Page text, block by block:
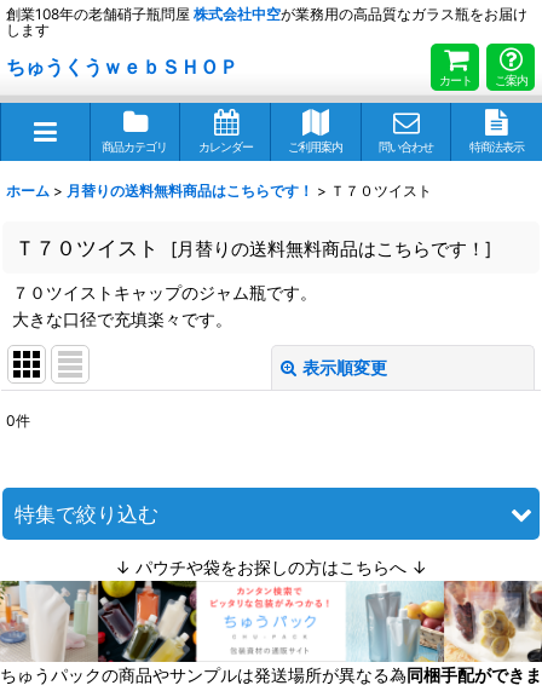
創業108年の老舗硝子瓶問屋 株式会社中空が業務用の高品質なガラス瓶をお届け
します
ちゅうくうｗｅｂＳＨＯＰ
カート ご案内
商品カテゴリ カレンダー ご利用案内 問い合わせ 特商法表示
ホーム > 月替りの送料無料商品はこちらです！ > Ｔ７０ツイスト
Ｔ７０ツイスト [月替りの送料無料商品はこちらです！ ]
７０ツイストキャップのジャム瓶です。
大きな口径で充填楽々です。
表示順変更
並び順 :
絞り込む
0件
特集で絞り込む
迷ったら定番商品！
送料無料商品
超軽量瓶
↓ パウチや袋をお探しの方はこちらへ ↓
ちゅうパックの商品やサンプルは発送場所が異なる為同梱手配ができま